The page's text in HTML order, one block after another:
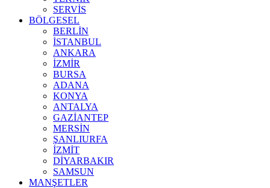
SERVİS
BÖLGESEL
BERLİN
İSTANBUL
ANKARA
İZMİR
BURSA
ADANA
KONYA
ANTALYA
GAZİANTEP
MERSİN
ŞANLIURFA
İZMİT
DİYARBAKIR
SAMSUN
MANŞETLER